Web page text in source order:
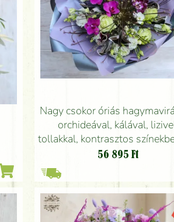
Nagy csokor óriás
orchideával, kálával,
tollakkal, kontrasztos színekben
szál)
56 895 Ft